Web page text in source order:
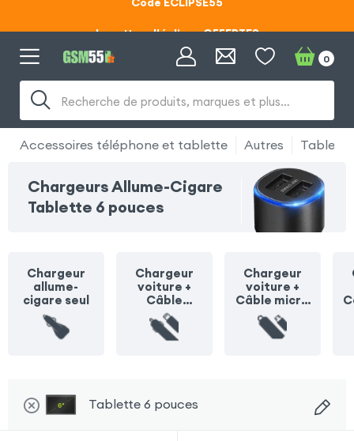
Code ECLIPSE55
Recherche de produits, marques et plus…
0
Accessoires téléphone et tablette Autres
Chargeurs Allume-Cigare
Tablette 6 pouces
Chargeur
allume-
cigare seul
Chargeur
voiture +
Câble
Lightning
Chargeur
voiture +
Câble micro
USB
Tablette 6 pouces